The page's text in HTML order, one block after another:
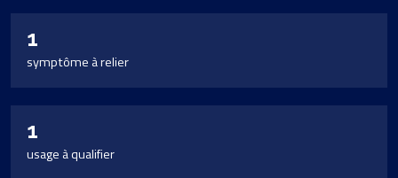
1
symptôme à relier
1
usage à qualifier